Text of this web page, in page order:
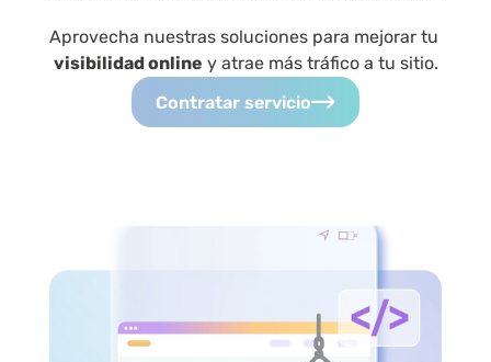
visibilidad online y atrae más tráfico a tu sitio.
Contratar servicio